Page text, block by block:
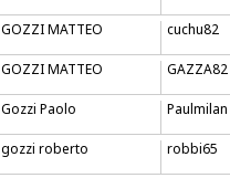
GOZZI MATTEO cuchu82
GOZZI MATTEO GAZZA82
Gozzi Paolo Paulmilan
gozzi roberto robbi65